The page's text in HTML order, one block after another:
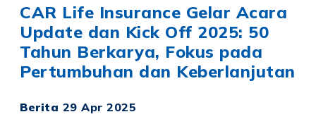
CAR Life Insurance Gelar Acara
Update dan Kick Off 2025: 50
Tahun Berkarya, Fokus pada
Pertumbuhan dan Keberlanjutan
Berita 29 Apr 2025